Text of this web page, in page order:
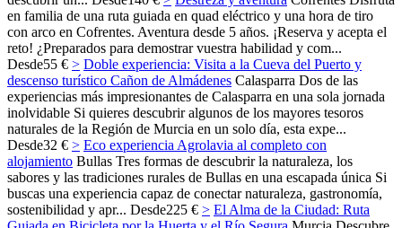
en familia de una ruta guiada en quad eléctrico y una hora de tiro
con arco en Cofrentes. Aventura desde 5 años. ¡Reserva y acepta el
reto! ¿Preparados para demostrar vuestra habilidad y com...
Desde55 € > Doble experiencia: Visita a la Cueva del Puerto y
descenso turístico Cañon de Almádenes Calasparra Dos de las
experiencias más impresionantes de Calasparra en una sola jornada
inolvidable Si quieres descubrir algunos de los mayores tesoros
naturales de la Región de Murcia en un solo día, esta expe...
Desde32 € > Eco experiencia Agrolavia al completo con
alojamiento Bullas Tres formas de descubrir la naturaleza, los
sabores y las tradiciones rurales de Bullas en una escapada única Si
buscas una experiencia capaz de conectar naturaleza, gastronomía,
sostenibilidad y apr... Desde225 € > El Alma de la Ciudad: Ruta